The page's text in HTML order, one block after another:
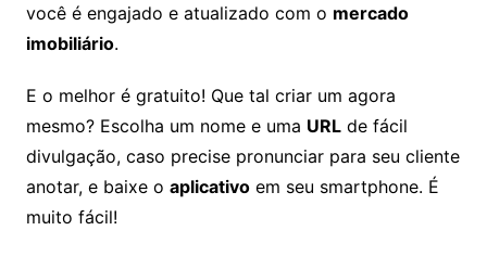
você é engajado e atualizado com o mercado
imobiliário.
E o melhor é gratuito! Que tal criar um agora
mesmo? Escolha um nome e uma URLde fácil
divulgação, caso precise pronunciar para seu cliente
anotar, e baixe o aplicativoem seu smartphone. É
muito fácil!